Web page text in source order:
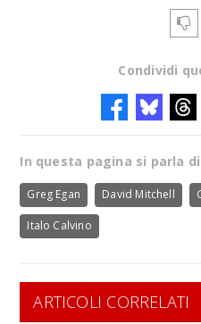
Condividi
In questa pagina si parla
Greg Egan David Mitchell
Italo Calvino
ARTICOLI CORRELATI